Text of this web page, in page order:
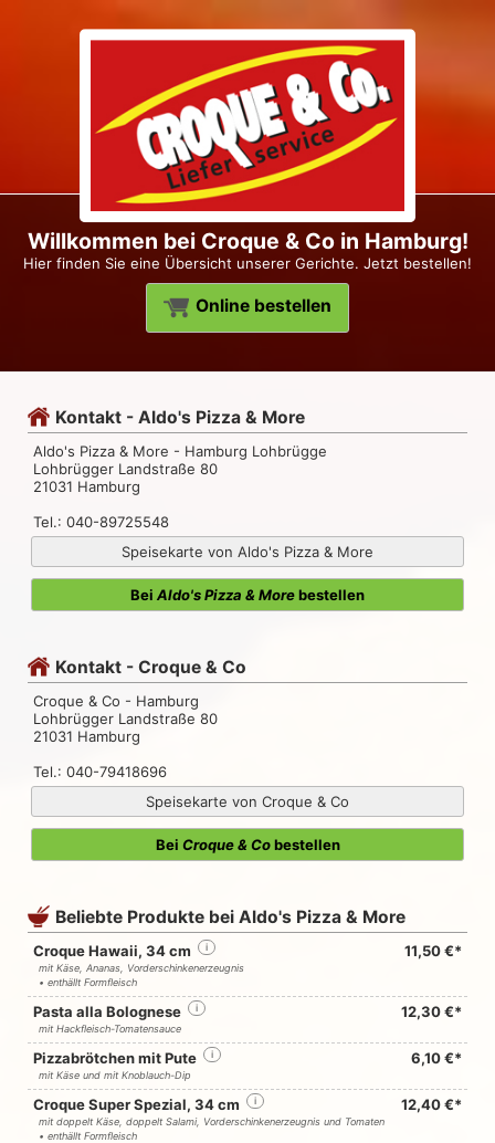
Willkommen bei Croque & Co in Hamburg!
Hier finden Sie eine Übersicht unserer Gerichte. Jetzt bestellen!
Online bestellen
Kontakt - Aldo's Pizza & More
Aldo's Pizza & More - Hamburg Lohbrügge
Lohbrügger Landstraße 80
21031 Hamburg
Tel.: 040-89725548
Speisekarte von Aldo's Pizza & More
Bei Aldo's Pizza & Morebestellen
Kontakt - Croque & Co
Croque & Co - Hamburg
Lohbrügger Landstraße 80
21031 Hamburg
Tel.: 040-79418696
Speisekarte von Croque & Co
Bei Croque & Cobestellen
Beliebte Produkte bei Aldo's Pizza & More
Croque Hawaii, 34 cm i 11,50 €*
mit Käse, Ananas, Vorderschinkenerzeugnis
• enthällt Formfleisch
Pasta alla Bolognese i 12,30 €*
mit Hackfleisch-Tomatensauce
Pizzabrötchen mit Pute i 6,10 €*
mit Käse und mit Knoblauch-Dip
Croque Super Spezial, 34 cm i 12,40 €*
mit doppelt Käse, doppelt Salami, Vorderschinkenerzeugnis und Tomaten
• enthällt Formfleisch